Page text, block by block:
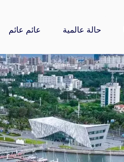
حالة عالمية عائم عائم